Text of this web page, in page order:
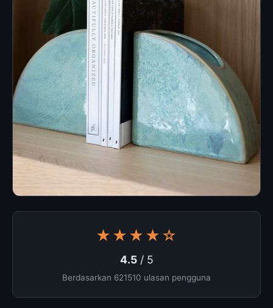
★★★★☆
4.5/ 5
Berdasarkan 621510 ulasan pengguna